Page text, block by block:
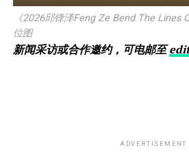
《2026邱锋泽Feng Ze Bend The Lines
位图
新闻采访或合作邀约，可电邮至
ADVERTISEMENT